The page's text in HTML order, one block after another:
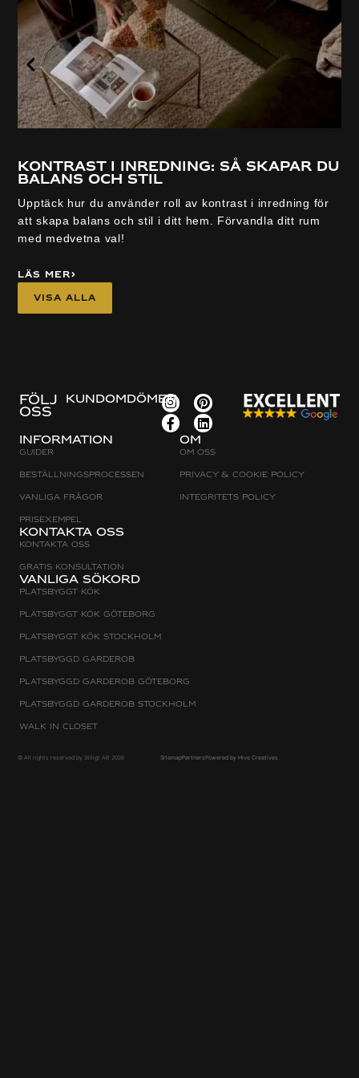
Kontrast i inredning: så skapar du
balans och stil
Upptäck hur du använder roll av kontrast i inredning för
att skapa balans och stil i ditt hem. Förvandla ditt rum
med medvetna val!
Läs mer
Visa alla
Vanliga sökord
Platsbyggt Kök
Platsbyggt kök Göteborg
Platsbyggt kök Stockholm
Platsbyggd Garderob
Platsbyggd Garderob Göteborg
Platsbyggd Garderob Stockholm
Walk in Closet
Information
Guider
Beställningsprocessen
Vanliga frågor
Prisexempel
Kontakta oss
Kontakta oss
Gratis konsultation
Om
Om oss
Privacy & cookie policy
Integritets policy
FÖLJ
OSS
KUNDOMDÖMEN
© All rights reserved by Stiligt AB 2026 SitemapPartnersPowered by Hive Creatives